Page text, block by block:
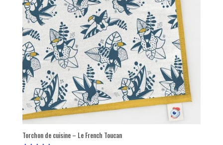
Torchon de cuisine – Le French Toucan